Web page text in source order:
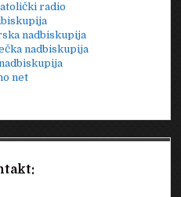
radio
nadbiskupija
nadbiskupija
net